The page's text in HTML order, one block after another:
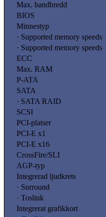
Max. bandbredd
BIOS
Minnestyp
· Supported memory speeds
· Supported memory speeds
ECC
Max. RAM
P-ATA
SATA
· SATA RAID
SCSI
PCI-platser
PCI-E x1
PCI-E x16
CrossFire/SLI
AGP-typ
Integrerad ljudkrets
· Surround
· Toslink
Integrerat grafikkort